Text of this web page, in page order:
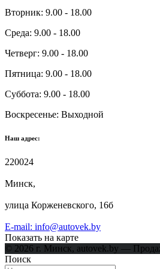
Вторник: 9.00 - 18.00
Среда: 9.00 - 18.00
Четверг: 9.00 - 18.00
Пятница: 9.00 - 18.00
Суббота: 9.00 - 18.00
Воскресенье: Выходной
Наш адрес:
220024
Минск,
улица Корженевского, 16б
E-mail: info@autovek.by
Показать на карте
© 2026 г. Минск, autovek.by —
Поиск